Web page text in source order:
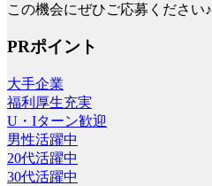
この機会にぜひご応募ください♪
PRポイント
大手企業
福利厚生充実
U・Iターン歓迎
男性活躍中
20代活躍中
30代活躍中